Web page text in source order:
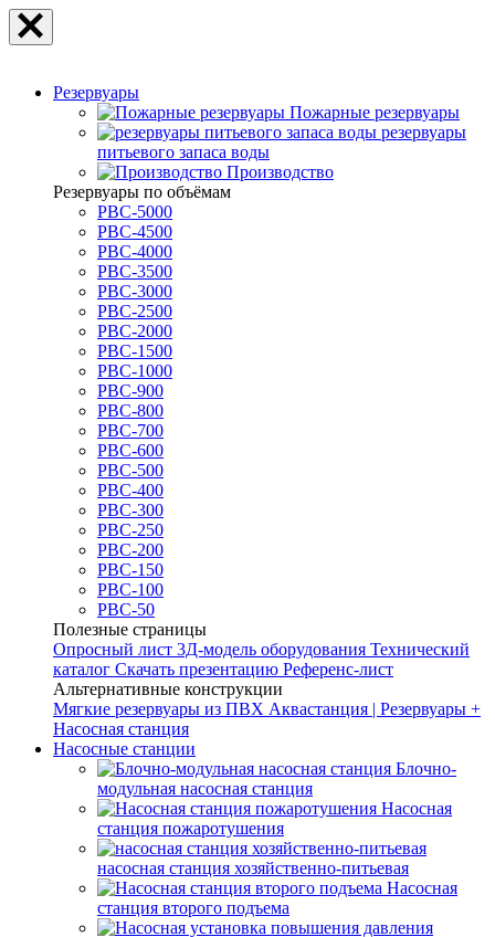
Резервуары
Пожарные резервуары
резервуары
питьевого запаса воды
Производство
Резервуары по объёмам
РВС-5000
РВС-4500
РВС-4000
РВС-3500
РВС-3000
РВС-2500
РВС-2000
РВС-1500
РВС-1000
РВС-900
РВС-800
РВС-700
РВС-600
РВС-500
РВС-400
РВС-300
РВС-250
РВС-200
РВС-150
РВС-100
РВС-50
Полезные страницы
Опросный лист 3Д-модель оборудования Технический
каталог Скачать презентацию Референс-лист
Альтернативные конструкции
Мягкие резервуары из ПВХ Аквастанция | Резервуары +
Насосная станция
Насосные станции
Блочно-
модульная насосная станция
Насосная
станция пожаротушения
насосная станция хозяйственно-питьевая
Насосная
станция второго подъема